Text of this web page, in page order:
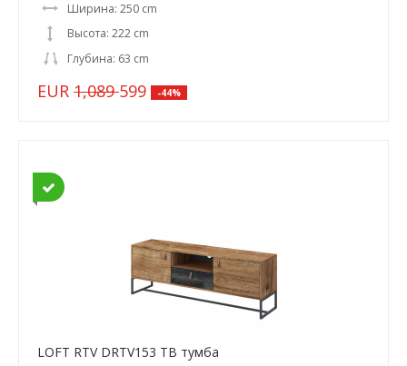
Ширина: 250 cm
Высота: 222 cm
Глубина: 63 cm
EUR 1,089599 -44%
LOFT RTV DRTV153 ТВ тумба